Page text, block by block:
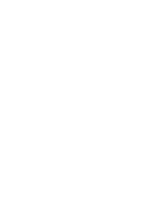
Can Verilmez atasözünün